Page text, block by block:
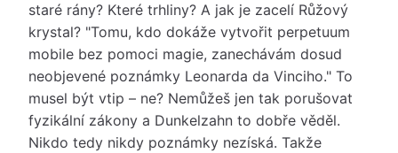
staré rány? Které trhliny? A jak je zacelí Růžový
krystal? "Tomu, kdo dokáže vytvořit perpetuum
mobile bez pomoci magie, zanechávám dosud
neobjevené poznámky Leonarda da Vinciho." To
musel být vtip – ne? Nemůžeš jen tak porušovat
fyzikální zákony a Dunkelzahn to dobře věděl.
Nikdo tedy nikdy poznámky nezíská. Takže